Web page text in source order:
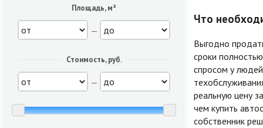
Площадь, м²
—
Стоимость, руб.
—
Что
Выгодно
сроки
спросом у
реальную цену
чем купить
собственник